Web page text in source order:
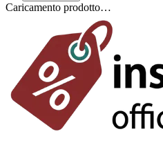
Caricamento prodotto…